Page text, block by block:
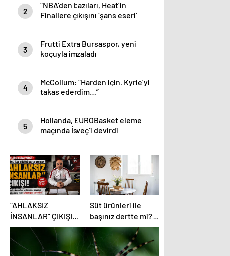
2
“NBA’den bazıları, Heat’in
Finallere çıkışını ‘şans eseri’
3
Frutti Extra Bursaspor, yeni
koçuyla imzaladı
4
McCollum: “Harden için, Kyrie’yi
takas ederdim…”
5
Hollanda, EUROBasket eleme
maçında İsveç’i devirdi
“AHLAKSIZ
İNSANLAR” ÇIKIŞI
ORTALIĞI
KARIŞTIRDI!
Süt ürünleri ile
başınız dertte mi?
Laktoz
İntoleransına sahip
olabilirsiniz!